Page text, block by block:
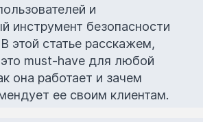
и
инструмент безопасности
этой статье расскажем,
must-have для любой
она работает и зачем
ее своим клиентам.